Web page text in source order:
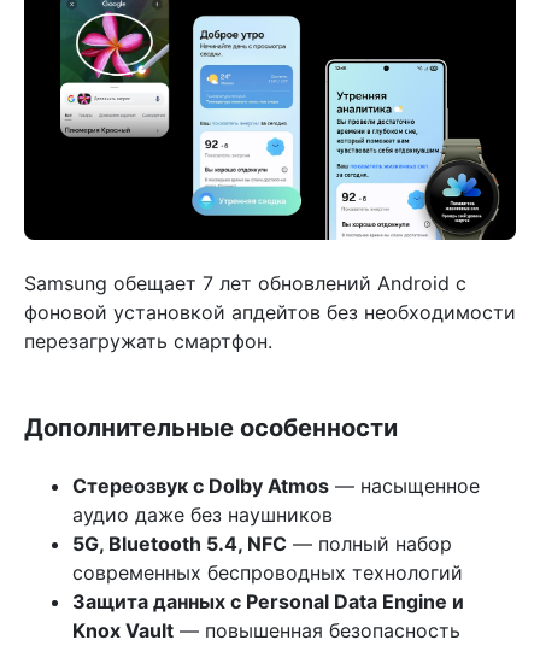
Samsung обещает 7 лет обновлений Android с
фоновой установкой апдейтов без необходимости
перезагружать смартфон.
Дополнительные особенности
Стереозвук с Dolby Atmos — насыщенное
аудио даже без наушников
5G, Bluetooth 5.4, NFC — полный набор
современных беспроводных технологий
Защита данных с Personal Data Engine и
Knox Vault — повышенная безопасность